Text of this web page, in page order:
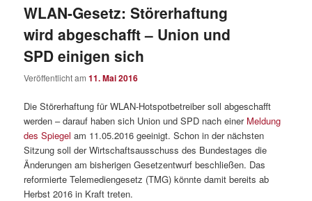
WLAN-Gesetz: Störerhaftung
wird abgeschafft – Union und
SPD einigen sich
Veröffentlicht am11. Mai 2016
Die Störerhaftung für WLAN-Hotspotbetreiber soll abgeschafft
werden – darauf haben sich Union und SPD nach einer Meldung
des Spiegel am 11.05.2016 geeinigt. Schon in der nächsten
Sitzung soll der Wirtschaftsausschuss des Bundestages die
Änderungen am bisherigen Gesetzentwurf beschließen. Das
reformierte Telemediengesetz (TMG) könnte damit bereits ab
Herbst 2016 in Kraft treten.